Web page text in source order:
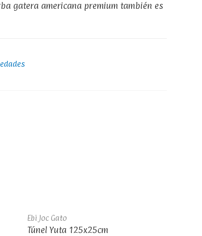
gatera americana premium también es
Ebi Joc Gato
Túnel Yuta 125x25cm